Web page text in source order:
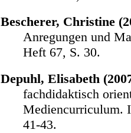
Bescherer, Christine
Anregungen und
Heft 67, S. 30.
Depuhl, Elisabeth
fachdidaktisch
Mediencurriculum.
41-43.